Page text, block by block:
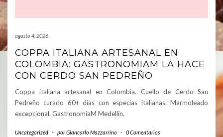
agosto 4, 2026
COPPA ITALIANA ARTESANAL EN
COLOMBIA: GASTRONOMIAM LA HACE
CON CERDO SAN PEDREÑO
Coppa italiana artesanal en Colombia. Cuello de Cerdo San
Pedreño curado 60+ días con especias italianas. Marmoleado
excepcional. GastronomiaM Medellín.
Uncategorized - porGiancarlo Mazzarrino - 0 Comentarios